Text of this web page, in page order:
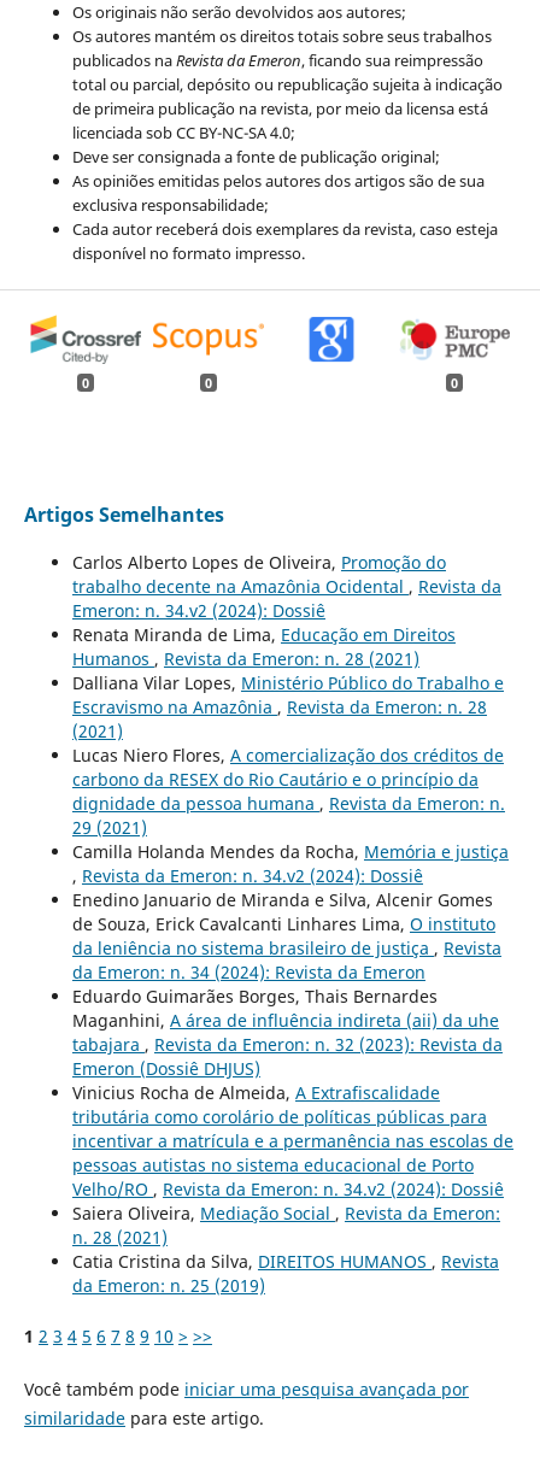
Os originais não serão devolvidos aos autores;
Os autores mantém os direitos totais sobre seus trabalhos
publicados naRevista da Emeron, ficando sua reimpressão
total ou parcial, depósito ou republicação sujeita à indicação
de primeira publicação na revista, por meio da licensa está
licenciada sob CC BY-NC-SA 4.0;
Deve ser consignada a fonte de publicação original;
As opiniões emitidas pelos autores dos artigos são de sua
exclusiva responsabilidade;
Cada autor receberá dois exemplares da revista, caso esteja
disponível no formato impresso.
0 0 0
Artigos Semelhantes
Carlos Alberto Lopes de Oliveira, Promoção do
trabalho decente na Amazônia Ocidental , Revista da
Emeron: n. 34.v2 (2024): Dossiê
Renata Miranda de Lima, Educação em Direitos
Humanos , Revista da Emeron: n. 28 (2021)
Dalliana Vilar Lopes, Ministério Público do Trabalho e
Escravismo na Amazônia , Revista da Emeron: n. 28
(2021)
Lucas Niero Flores, A comercialização dos créditos de
carbono da RESEX do Rio Cautário e o princípio da
dignidade da pessoa humana , Revista da Emeron: n.
29 (2021)
Camilla Holanda Mendes da Rocha, Memória e justiça
, Revista da Emeron: n. 34.v2 (2024): Dossiê
Enedino Januario de Miranda e Silva, Alcenir Gomes
de Souza, Erick Cavalcanti Linhares Lima, O instituto
da leniência no sistema brasileiro de justiça , Revista
da Emeron: n. 34 (2024): Revista da Emeron
Eduardo Guimarães Borges, Thais Bernardes
Maganhini, A área de influência indireta (aii) da uhe
tabajara , Revista da Emeron: n. 32 (2023): Revista da
Emeron (Dossiê DHJUS)
Vinicius Rocha de Almeida, A Extrafiscalidade
tributária como corolário de políticas públicas para
incentivar a matrícula e a permanência nas escolas de
pessoas autistas no sistema educacional de Porto
Velho/RO , Revista da Emeron: n. 34.v2 (2024): Dossiê
Saiera Oliveira, Mediação Social , Revista da Emeron:
n. 28 (2021)
Catia Cristina da Silva, DIREITOS HUMANOS , Revista
da Emeron: n. 25 (2019)
1 2 3 4 5 6 7 8 9 10 > >>
Você também pode iniciar uma pesquisa avançada por
similaridadepara este artigo.